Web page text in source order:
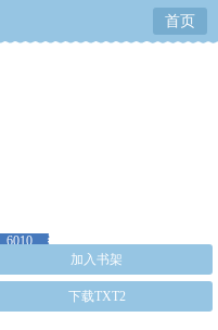
首页
6010
加入书架
下载TXT2